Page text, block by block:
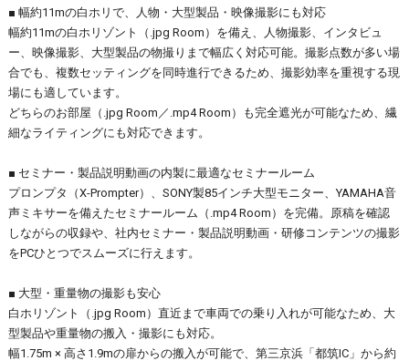
■ 幅約11mの白ホリで、人物・大型製品・映像撮影にも対応
幅約11mの白ホリゾント（.jpg Room）を備え、人物撮影、インタビュ
ー、映像撮影、大型製品の物撮りまで幅広く対応可能。撮影点数が多い場
合でも、複数セッティングを同時進行できるため、撮影効率を重視する現
場にも適しています。
どちらのお部屋（.jpg Room／.mp4 Room）も完全遮光が可能なため、繊
細なライティングにも対応できます。
■ セミナー・製品説明動画の内製に最適なセミナールーム
プロンプタ（X-Prompter）、SONY製85インチ大型モニター、YAMAHA音
声ミキサーを備えたセミナールーム（.mp4 Room）を完備。原稿を確認
しながらの収録や、社内セミナー・製品説明動画・研修コンテンツの撮影
をPCひとつでスムーズに行えます。
■ 大型・重量物の撮影も安心
白ホリゾント（.jpg Room）直近まで車両での乗り入れが可能なため、大
型製品や重量物の搬入・撮影にも対応。
幅1.75m × 高さ1.9mの扉からの搬入が可能で、第三京浜「都筑IC」から約